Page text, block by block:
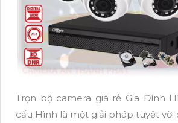
Trọn bộ camera giá rẻ Gia Đình
cấu Hình là một giải pháp tuyệt vời